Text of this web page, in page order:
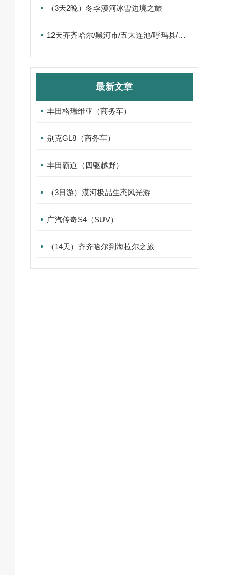
（3天2晚）冬季漠河冰雪边境之旅
12天齐齐哈尔/黑河市/五大连池/呼玛县/北红村/漠河市/满洲里/海拉尔旅游推荐
最新文章
丰田格瑞维亚（商务车）
别克GL8（商务车）
丰田霸道（四驱越野）
（3日游）漠河极品生态风光游
广汽传奇S4（SUV）
（14天）齐齐哈尔到海拉尔之旅